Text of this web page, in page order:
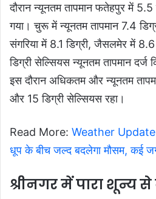
दौरान न्यूनतम तापमान फतेहपुर में 5.5
गया। चुरू में न्यूनतम तापमान 7.4
संगरिया में 8.1 डिग्री, जैसलमेर में 8.6
डिग्री सेल्सियस न्यूनतम तापमान दर्ज
इस दौरान अधिकतम और न्यूनतम
और 15 डिग्री सेल्सियस रहा।
Read More: Weather
धूप के बीच जल्द बदलेगा मौसम, कई
श्रीनगर में पारा शून्य